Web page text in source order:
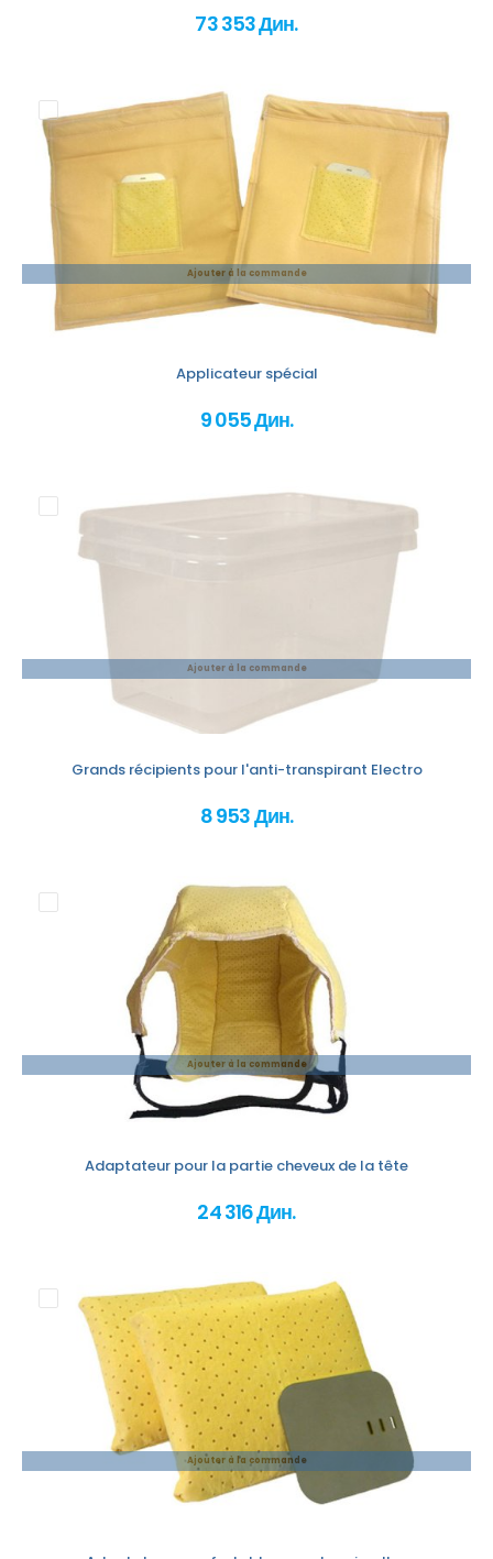
73 353 Дин.
Ajouter à la commande
Applicateur spécial
9 055 Дин.
Ajouter à la commande
Grands récipients pour l'anti-transpirant Electro
8 953 Дин.
Ajouter à la commande
Adaptateur pour la partie cheveux de la tête
24 316 Дин.
Ajouter à la commande